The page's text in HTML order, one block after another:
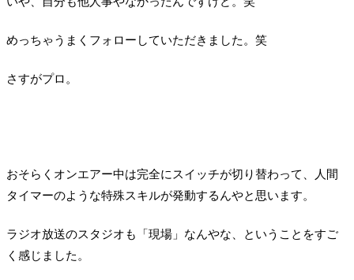
めっちゃうまくフォローしていただきました。笑
さすがプロ。
おそらくオンエアー中は完全にスイッチが切り替わって、人間
タイマーのような特殊スキルが発動するんやと思います。
ラジオ放送のスタジオも「現場」なんやな、ということをすご
く感じました。